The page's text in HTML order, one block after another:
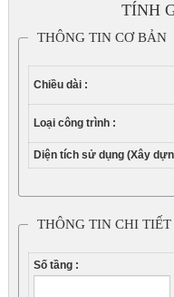
TÍNH
THÔNG TIN CƠ BẢN
Chiều dài :
Loại công trình :
Diện tích sử dụng (Xây
THÔNG TIN CHI TIẾT
Số tầng :